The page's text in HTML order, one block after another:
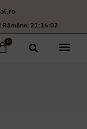
21:16:01
0